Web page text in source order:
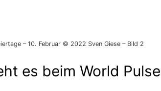
– 10. Februar © 2022 Sven Giese – Bild 2
es beim World